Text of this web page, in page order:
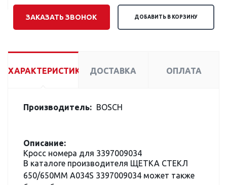
ЗАКАЗАТЬ ЗВОНОК ДОБАВИТЬ В КОРЗИНУ
ХАРАКТЕРИСТИКИ ДОСТАВКА ОПЛАТА
Производитель: BOSCH
Описание:
Кросс номера для 3397009034
В каталоге производителя ЩЕТКА СТЕКЛ
650/650ММ A034S 3397009034 может также